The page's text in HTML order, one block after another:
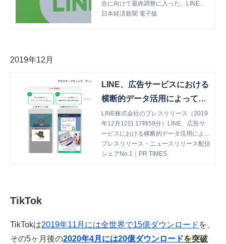
合に向けて最終調整に入った。LINEの
対話アプリの利用者は約8千万人で、ヤ
日本経済新聞 電子版
2019年12月
LINE、広告サービスにおける
横断的データ活用によって最
適な広告配信を実現する機能
「クロスターゲティング」の
提供を開始
LINE株式会社のプレスリリース（2019
年12月12日 17時59分）LINE、広告サ
ービスにおける横断的データ活用によっ
て最適な広告配信を実現する機能[クロ
スターゲティング]の提供を開始
プレスリリース・ニュースリリース配信
シェアNo.1｜PR TIMES
TikTok
TikTokは2019年11月には全世界で15億ダウンロード を、
その5ヶ月後の2020年4月には20億ダウンロードを突破